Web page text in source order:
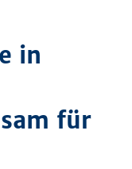
in
für